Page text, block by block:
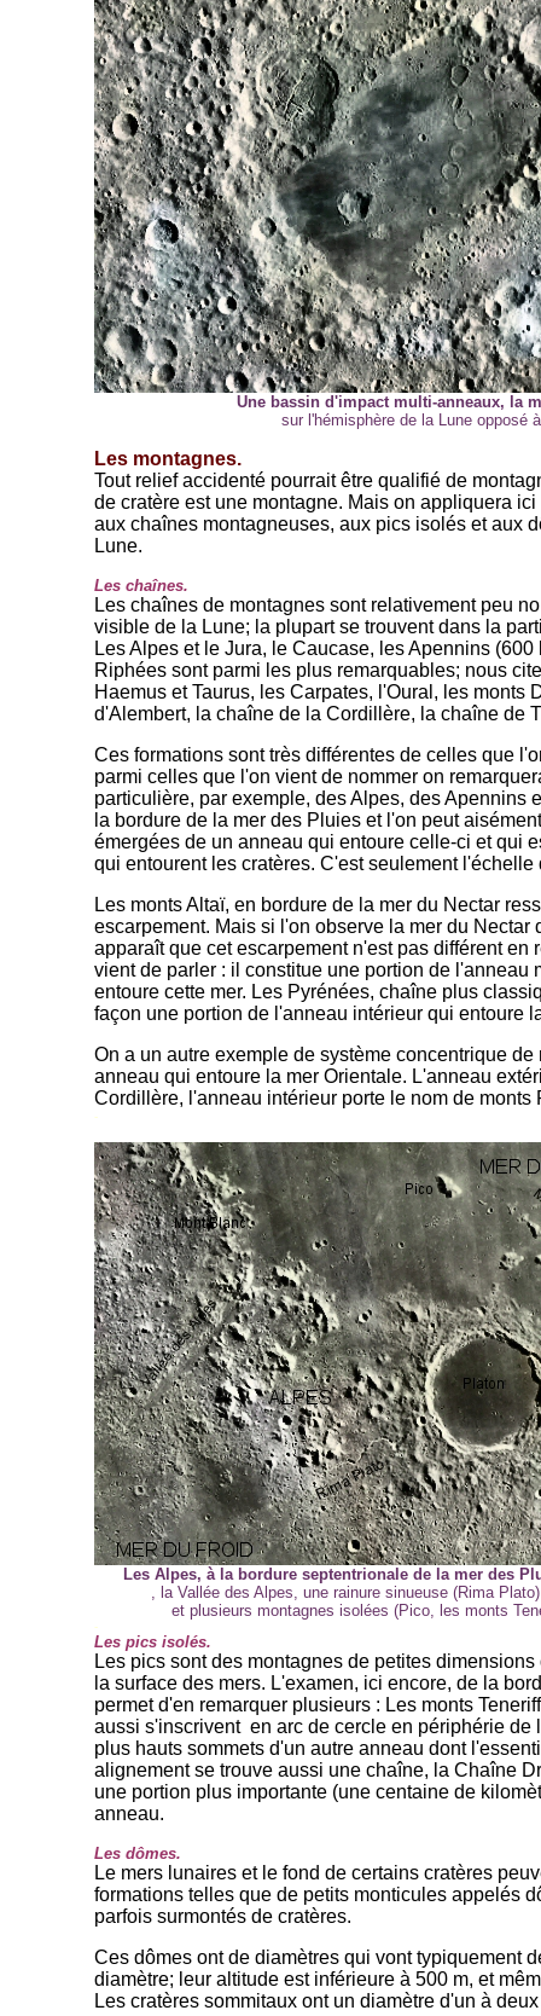
Une bassin d'impact multi-anneaux, la
sur l'hémisphère de la Lune opposé
Les montagnes.
Tout relief accidenté pourrait être qualifié de
de cratère est une montagne. Mais on appliquera
aux chaînes montagneuses, aux pics isolés et aux
Lune.
Les chaînes.
Les chaînes de montagnes sont relativement peu
visible de la Lune; la plupart se trouvent dans la
Les Alpes et le Jura, le Caucase, les Apennins
Riphées sont parmi les plus remarquables; nous
Haemus et Taurus, les Carpates, l'Oural, les monts
d'Alembert, la chaîne de la Cordillère, la chaîne de
Ces formations sont très différentes de celles que
parmi celles que l'on vient de nommer on
particulière, par exemple, des Alpes, des Apennins
la bordure de la mer des Pluies et l'on peut
émergées de un anneau qui entoure celle-ci et qui
qui entourent les cratères. C'est seulement l'échelle
Les monts Altaï, en bordure de la mer du Nectar
escarpement. Mais si l'on observe la mer du Nectar
apparaît que cet escarpement n'est pas différent en
vient de parler : il constitue une portion de l'anneau
entoure cette mer. Les Pyrénées, chaîne plus
façon une portion de l'anneau intérieur qui entoure
On a un autre exemple de système concentrique
anneau qui entoure la mer Orientale. L'anneau
Cordillère, l'anneau intérieur porte le nom de monts
-
Les Alpes, à la bordure septentrionale de la mer des
, la Vallée des Alpes, une rainure sinueuse (Rima
et plusieurs montagnes isolées (Pico, les monts
-
Les pics isolés.
Les pics sont des montagnes de petites
la surface des mers. L'examen, ici encore, de la
permet d'en remarquer plusieurs : Les monts
aussi s'inscrivent en arc de cercle en périphérie de
plus hauts sommets d'un autre anneau dont
alignement se trouve aussi une chaîne, la Chaîne
une portion plus importante (une centaine de
anneau.
Les dômes.
Le mers lunaires et le fond de certains cratères
formations telles que de petits monticules appelés
parfois surmontés de cratères.
Ces dômes ont de diamètres qui vont typiquement
diamètre; leur altitude est inférieure à 500 m, et
Les cratères sommitaux ont un diamètre d'un à